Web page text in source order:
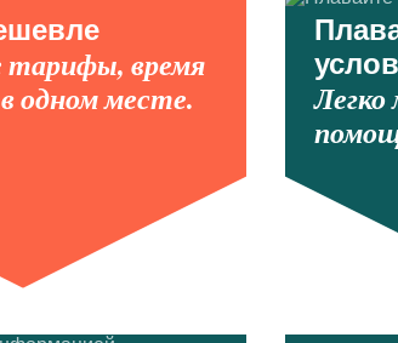
тарифы, время
одном месте.